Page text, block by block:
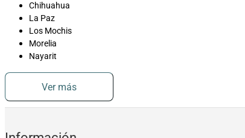
Chihuahua
La Paz
Los Mochis
Morelia
Nayarit
Ver más